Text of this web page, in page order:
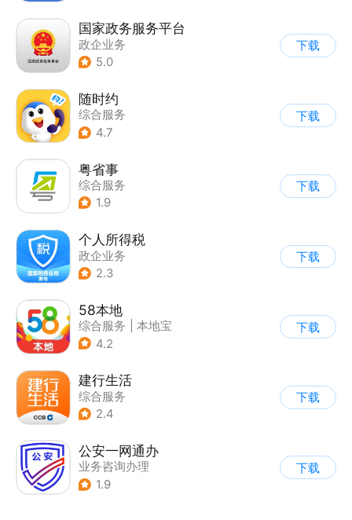
国家政务服务平台
政企业务
5.0
下载
随时约
综合服务
4.7
下载
粤省事
综合服务
1.9
下载
个人所得税
政企业务
2.3
下载
58本地
综合服务
本地宝
4.2
下载
建行生活
综合服务
2.4
下载
公安一网通办
业务咨询办理
| 政企业务
1.9
下载